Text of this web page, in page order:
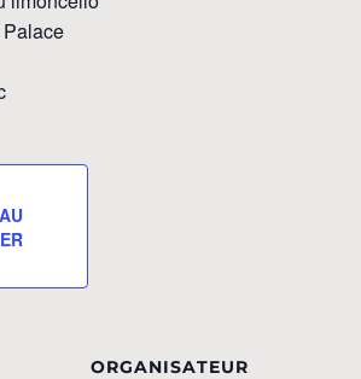
ORGANISATEUR